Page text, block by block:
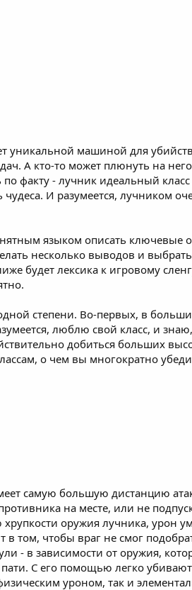
уникальной машиной для
А кто-то может плюнуть на
факту - лучник идеальный
И разумеется, лучником
языком описать ключевые
несколько выводов и
будет лексика к игровому
степени. Во-первых, в
люблю свой класс, и
добиться больших
о чем вы многократно
самую большую дистанцию
на месте, или не
оружия лучника, урон
в том, чтобы враг не смог
- в зависимости от оружия,
С его помощью легко
уроном, так и